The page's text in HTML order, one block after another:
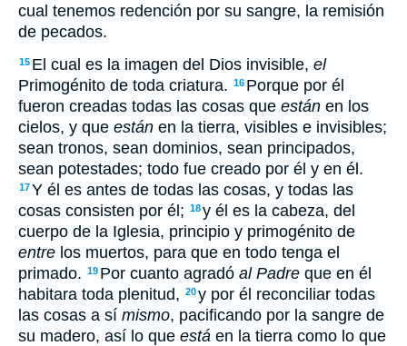
cual tenemos redención por su sangre, la remisión
de pecados.
15 El cual es la imagen del Dios invisible, el
Primogénito de toda criatura. 16 Porque por él
fueron creadas todas las cosas que están en los
cielos, y que están en la tierra, visibles e invisibles;
sean tronos, sean dominios, sean principados,
sean potestades; todo fue creado por él y en él.
17Y él es antes de todas las cosas, y todas las
cosas consisten por él; 18y él es la cabeza, del
cuerpo de la Iglesia, principio y primogénito de
entre los muertos, para que en todo tenga el
primado. 19 Por cuanto agradó al Padre que en él
habitara toda plenitud, 20y por él reconciliar todas
las cosas a sí mismo, pacificando por la sangre de
su madero, así lo que está en la tierra como lo que